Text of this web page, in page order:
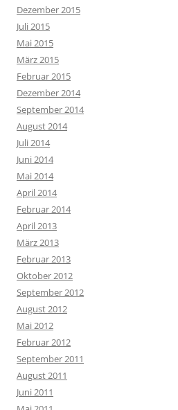
Dezember 2015
Juli 2015
Mai 2015
März 2015
Februar 2015
Dezember 2014
September 2014
August 2014
Juli 2014
Juni 2014
Mai 2014
April 2014
Februar 2014
April 2013
März 2013
Februar 2013
Oktober 2012
September 2012
August 2012
Mai 2012
Februar 2012
September 2011
August 2011
Juni 2011